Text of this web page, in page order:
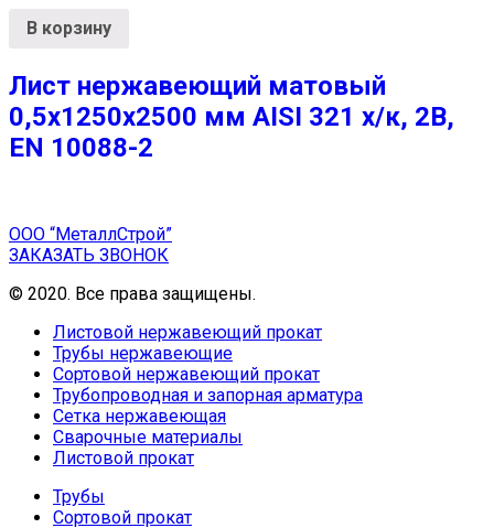
В корзину
Лист нержавеющий матовый
0,5х1250х2500 мм AISI 321 х/к, 2B,
EN 10088-2
ООО “МеталлСтрой”
ЗАКАЗАТЬ ЗВОНОК
© 2020. Все права защищены.
Листовой нержавеющий прокат
Трубы нержавеющие
Сортовой нержавеющий прокат
Трубопроводная и запорная арматура
Сетка нержавеющая
Сварочные материалы
Листовой прокат
Трубы
Сортовой прокат